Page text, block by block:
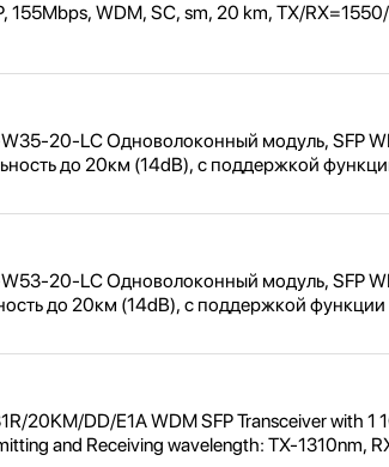
155Mbps, WDM, SC, sm, 20 km, TX/RX=1550/
20-LC Одноволоконный модуль, SFP
до 20км (14dB), с поддержкой
20-LC Одноволоконный модуль, SFP
до 20км (14dB), с поддержкой функции
20KM/DD/E1A WDM SFP Transceiver with
and Receiving wavelength: TX-1310nm,